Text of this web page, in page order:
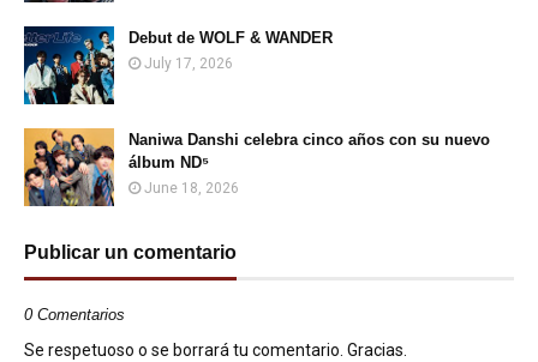
Debut de WOLF & WANDER
July 17, 2026
Naniwa Danshi celebra cinco años con su nuevo
álbum ND⁵
June 18, 2026
Publicar un comentario
0 Comentarios
Se respetuoso o se borrará tu comentario. Gracias.